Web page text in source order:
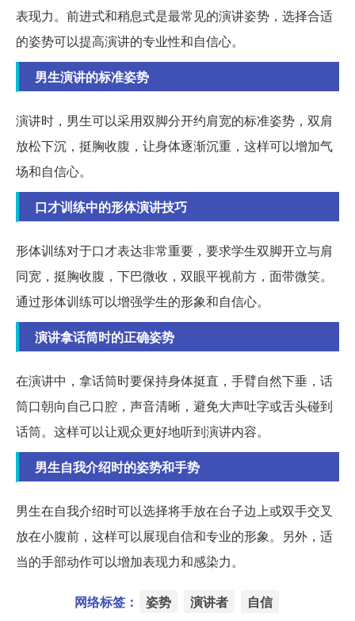
表现力。前进式和稍息式是最常见的演讲姿势，选择合适
的姿势可以提高演讲的专业性和自信心。
男生演讲的标准姿势
演讲时，男生可以采用双脚分开约肩宽的标准姿势，双肩
放松下沉，挺胸收腹，让身体逐渐沉重，这样可以增加气
场和自信心。
口才训练中的形体演讲技巧
形体训练对于口才表达非常重要，要求学生双脚开立与肩
同宽，挺胸收腹，下巴微收，双眼平视前方，面带微笑。
通过形体训练可以增强学生的形象和自信心。
演讲拿话筒时的正确姿势
在演讲中，拿话筒时要保持身体挺直，手臂自然下垂，话
筒口朝向自己口腔，声音清晰，避免大声吐字或舌头碰到
话筒。这样可以让观众更好地听到演讲内容。
男生自我介绍时的姿势和手势
男生在自我介绍时可以选择将手放在台子边上或双手交叉
放在小腹前，这样可以展现自信和专业的形象。另外，适
当的手部动作可以增加表现力和感染力。
网络标签： 姿势 演讲者 自信